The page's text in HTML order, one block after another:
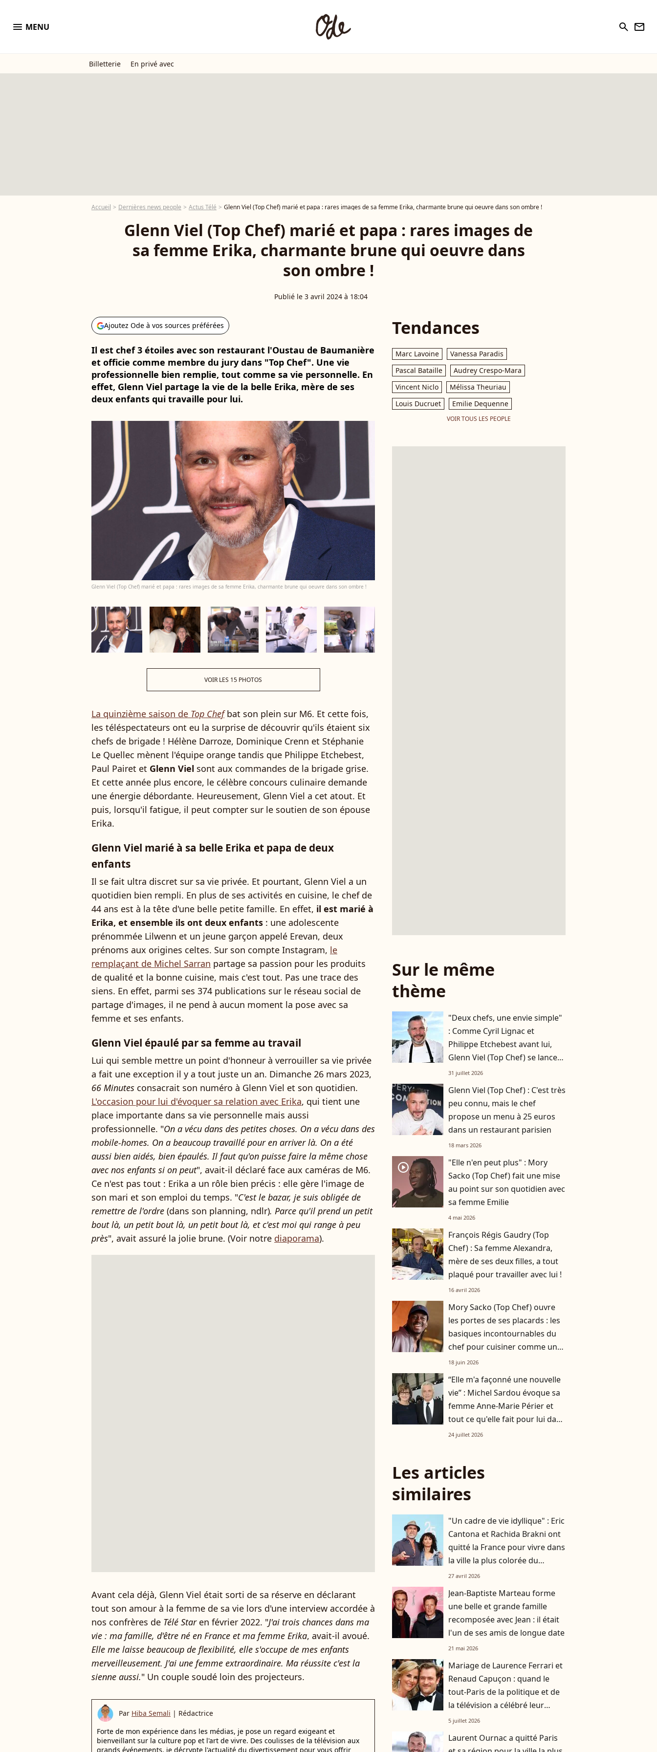
menu MENU search newsletter
Billetterie En privé avec
Accueil Dernières news people Actus Télé Glenn Viel (Top Chef) marié et papa : rares images de sa femme Erika, charmante brune qui oeuvre dans son ombre !
Glenn Viel (Top Chef) marié et papa : rares images de
sa femme Erika, charmante brune qui oeuvre dans
son ombre !
Publié le 3 avril 2024 à 18:04
Ajoutez Ode à vos sources préférées
Il est chef 3 étoiles avec son restaurant l'Oustau de Baumanière
et officie comme membre du jury dans "Top Chef". Une vie
professionnelle bien remplie, tout comme sa vie personnelle. En
effet, Glenn Viel partage la vie de la belle Erika, mère de ses
deux enfants qui travaille pour lui.
Glenn Viel (Top Chef) marié et papa : rares images de sa femme Erika, charmante brune qui oeuvre dans son ombre !
VOIR LES 15 PHOTOS
La quinzième saison de Top Chefbat son plein sur M6. Et cette fois,
les téléspectateurs ont eu la surprise de découvrir qu'ils étaient six
chefs de brigade ! Hélène Darroze, Dominique Crenn et Stéphanie
Le Quellec mènent l'équipe orange tandis que Philippe Etchebest,
Paul Pairet et Glenn Viel sont aux commandes de la brigade grise.
Et cette année plus encore, le célèbre concours culinaire demande
une énergie débordante. Heureusement, Glenn Viel a cet atout. Et
puis, lorsqu'il fatigue, il peut compter sur le soutien de son épouse
Erika.
Glenn Viel marié à sa belle Erika et papa de deux
enfants
Il se fait ultra discret sur sa vie privée. Et pourtant, Glenn Viel a un
quotidien bien rempli. En plus de ses activités en cuisine, le chef de
44 ans est à la tête d'une belle petite famille. En effet, il est marié à
Erika, et ensemble ils ont deux enfants : une adolescente
prénommée Lilwenn et un jeune garçon appelé Erevan, deux
prénoms aux origines celtes. Sur son compte Instagram, le
remplaçant de Michel Sarran partage sa passion pour les produits
de qualité et la bonne cuisine, mais c'est tout. Pas une trace des
siens. En effet, parmi ses 374 publications sur le réseau social de
partage d'images, il ne pend à aucun moment la pose avec sa
femme et ses enfants.
Glenn Viel épaulé par sa femme au travail
Lui qui semble mettre un point d'honneur à verrouiller sa vie privée
a fait une exception il y a tout juste un an. Dimanche 26 mars 2023,
66 Minutes consacrait son numéro à Glenn Viel et son quotidien.
L'occasion pour lui d'évoquer sa relation avec Erika, qui tient une
place importante dans sa vie personnelle mais aussi
professionnelle. "On a vécu dans des petites choses. On a vécu dans des
mobile-homes. On a beaucoup travaillé pour en arriver là. On a été
aussi bien aidés, bien épaulés. Il faut qu'on puisse faire la même chose
avec nos enfants si on peut", avait-il déclaré face aux caméras de M6.
Ce n'est pas tout : Erika a un rôle bien précis : elle gère l'image de
son mari et son emploi du temps. "C'est le bazar, je suis obligée de
remettre de l'ordre (dans son planning, ndlr). Parce qu'il prend un petit
bout là, un petit bout là, un petit bout là, et c'est moi qui range à peu
près", avait assuré la jolie brune. (Voir notre diaporama).
Avant cela déjà, Glenn Viel était sorti de sa réserve en déclarant
tout son amour à la femme de sa vie lors d'une interview accordée à
nos confrères de Télé Staren février 2022. "J'ai trois chances dans ma
vie : ma famille, d'être né en France et ma femme Erika, avait-il avoué.
Elle me laisse beaucoup de flexibilité, elle s'occupe de mes enfants
merveilleusement. J'ai une femme extraordinaire. Ma réussite c'est la
sienne aussi." Un couple soudé loin des projecteurs.
Par Hiba Semali | Rédactrice
Forte de mon expérience dans les médias, je pose un regard exigeant et
bienveillant sur la culture pop et l'art de vivre. Des coulisses de la télévision aux
grands événements, je décrypte l'actualité du divertissement pour vous offrir
Tendances
Marc Lavoine
Vanessa Paradis
Pascal Bataille
Audrey Crespo-Mara
Vincent Niclo
Mélissa Theuriau
Louis Ducruet
Emilie Dequenne
VOIR TOUS LES PEOPLE
Sur le même
thème
"Deux chefs, une envie simple"
: Comme Cyril Lignac et
Philippe Etchebest avant lui,
Glenn Viel (Top Chef) se lance
dans une nouvelle aventure
31 juillet 2026
Glenn Viel (Top Chef) : C'est très
peu connu, mais le chef
propose un menu à 25 euros
dans un restaurant parisien
18 mars 2026
player2
"Elle n'en peut plus" : Mory
Sacko (Top Chef) fait une mise
au point sur son quotidien avec
sa femme Emilie
4 mai 2026
François Régis Gaudry (Top
Chef) : Sa femme Alexandra,
mère de ses deux filles, a tout
plaqué pour travailler avec lui !
16 avril 2026
Mory Sacko (Top Chef) ouvre
les portes de ses placards : les
basiques incontournables du
chef pour cuisiner comme un
pro
18 juin 2026
“Elle m'a façonné une nouvelle
vie” : Michel Sardou évoque sa
femme Anne-Marie Périer et
tout ce qu'elle fait pour lui dans
l'ombre
24 juillet 2026
Les articles
similaires
"Un cadre de vie idyllique" : Eric
Cantona et Rachida Brakni ont
quitté la France pour vivre dans
la ville la plus colorée du
monde
27 avril 2026
Jean-Baptiste Marteau forme
une belle et grande famille
recomposée avec Jean : il était
l'un de ses amis de longue date
21 mai 2026
Mariage de Laurence Ferrari et
Renaud Capuçon : quand le
tout-Paris de la politique et de
la télévision a célébré leur
union
5 juillet 2026
Laurent Ournac a quitté Paris